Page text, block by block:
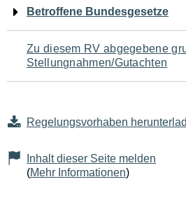
Betroffene Bundesgesetze
Zu diesem RV abgegebene
Stellungnahmen/Gutachten
Regelungsvorhaben
Inhalt dieser Seite melden
(Mehr Informationen)